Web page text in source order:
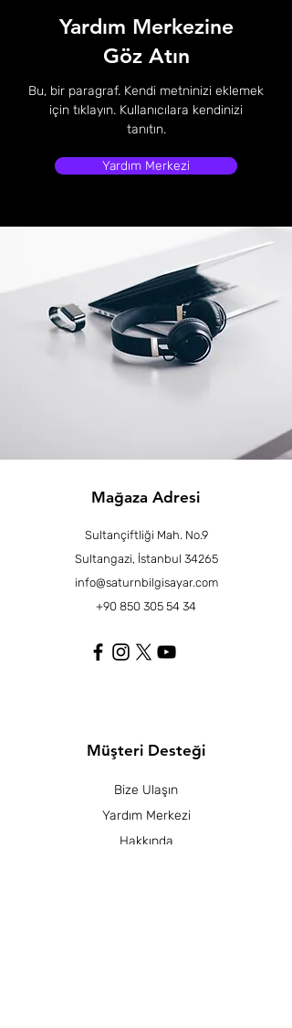
Yardım Merkezine
Göz Atın
Bu, bir paragraf. Kendi metninizi eklemek
için tıklayın. Kullanıcılara kendinizi
tanıtın.
Yardım Merkezi
Mağaza Adresi
Sultançiftliği Mah. No.9
Sultangazi, İstanbul 34265
info@saturnbilgisayar.com
+90 850 305 54 34
Müşteri Desteği
Bize Ulaşın
Yardım Merkezi
Hakkında